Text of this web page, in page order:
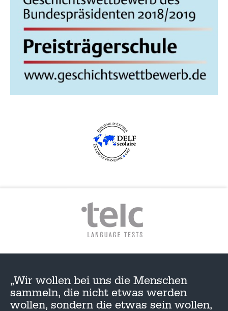
„Wir wollen bei uns die Menschen
sammeln, die nicht etwas werden
wollen, sondern die etwas sein wollen,